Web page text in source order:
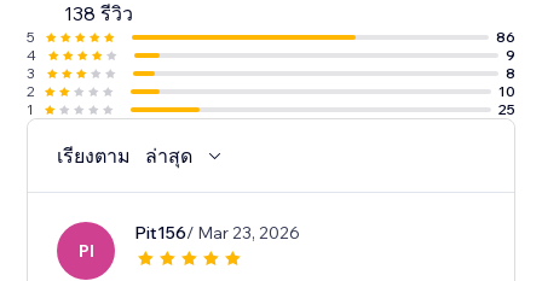
138 รีวิว
5
86
4
9
3
8
2
10
1
25
เรียงตาม ล่าสุด
PI
Pit156/ Mar 23, 2026